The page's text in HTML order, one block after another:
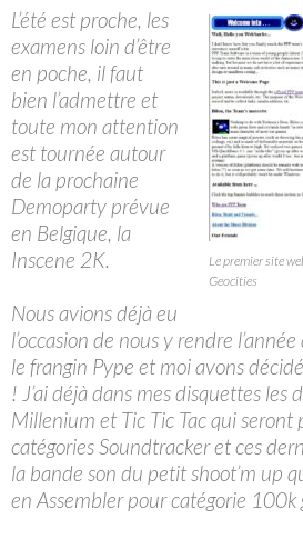
Le premier site
Geocities
L’été est proche, les
examens loin d’être
en poche, il faut
bien l’admettre et
toute mon attention
est tournée autour
de la prochaine
Demoparty prévue
en Belgique, la
Inscene 2K.
Nous avions déjà eu
l’occasion de nous y rendre
le frangin Pype et moi avons
! J’ai déjà dans mes disquettes les
Millenium et Tic Tic Tac qui seront
catégories Soundtracker et ces
la bande son du petit shoot’m up
en Assembler pour catégorie 100k